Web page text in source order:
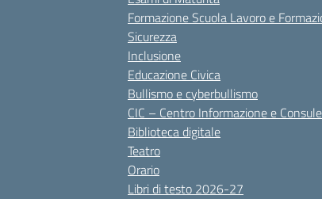
Formazione Scuola Lavoro e
Sicurezza
Inclusione
Educazione Civica
Bullismo e cyberbullismo
CIC – Centro Informazione e
Biblioteca digitale
Teatro
Orario
Libri di testo 2026-27